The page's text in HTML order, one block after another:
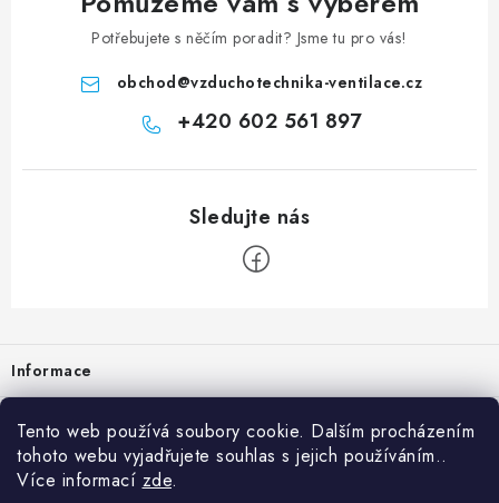
Tento web používá soubory cookie. Dalším procházením
tohoto webu vyjadřujete souhlas s jejich používáním..
Více informací zde.
Potřebujete s něčím poradit? Jsme tu pro vás!
obchod@vzduchotechnika-ventilace.cz
+420 602 561 897
Informace
Prodejna
Rady a tipy